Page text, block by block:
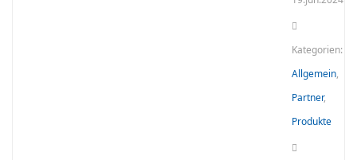
Kategorien:
Allgemein,
Partner,
Produkte